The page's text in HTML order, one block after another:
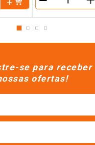
se para receber
ofertas!